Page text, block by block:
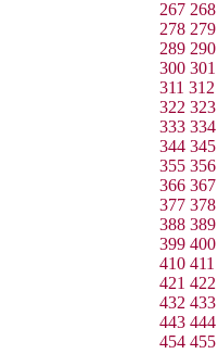
267 268
278 279
289 290
300 301
311 312
322 323
333 334
344 345
355 356
366 367
377 378
388 389
399 400
410 411
421 422
432 433
443 444
454 455